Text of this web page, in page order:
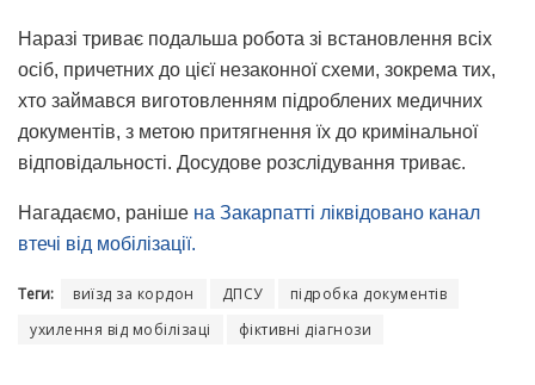
Наразі триває подальша робота зі встановлення всіх
осіб, причетних до цієї незаконної схеми, зокрема тих,
хто займався виготовленням підроблених медичних
документів, з метою притягнення їх до кримінальної
відповідальності. Досудове розслідування триває.
Нагадаємо, раніше на Закарпатті ліквідовано канал
втечі від мобілізації.
Теги: виїзд за кордон ДПСУ
підробка документів
ухилення від мобілізаці
фіктивні діагнози